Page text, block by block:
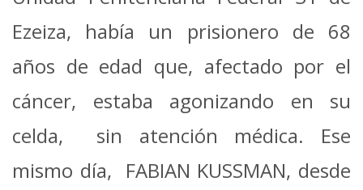
Ezeiza, había un prisionero de 68
años de edad que, afectado por el
cáncer, estaba agonizando en su
celda, sin atención médica. Ese
mismo día, FABIAN KUSSMAN, desde